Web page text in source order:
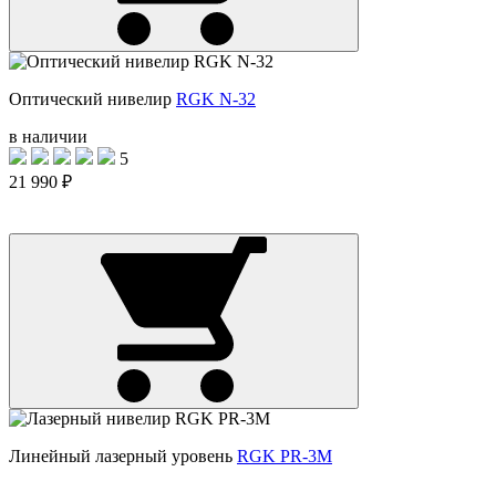
Оптический нивелир RGK N-32
в наличии
5
21 990 ₽
Линейный лазерный уровень RGK PR-3M